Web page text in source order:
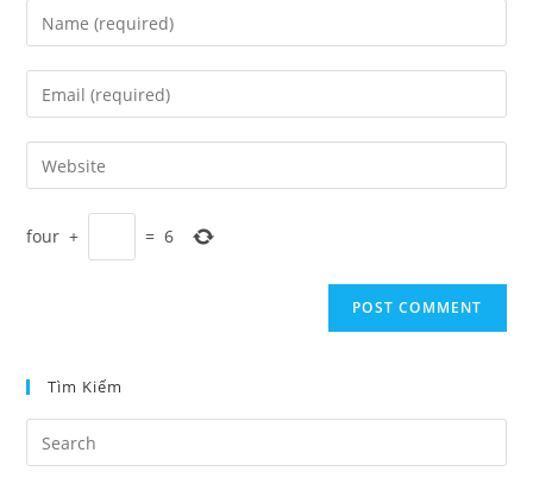
Enter
your
name
comment
Enter
your
email
address
comment
Enter
your
URL
four + = 6
Tìm Kiếm